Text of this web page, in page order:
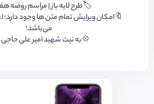
🏷️طرح لایه باز | مراسم روضه
🔖امکان ویرایش تمام متن ها وجود
می‌باشد!
💠به نیت شهید امیر علی حاجی